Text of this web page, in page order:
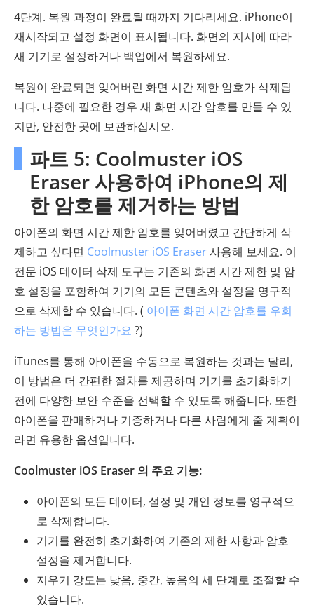
4단계. 복원 과정이 완료될 때까지 기다리세요. iPhone이
재시작되고 설정 화면이 표시됩니다. 화면의 지시에 따라
새 기기로 설정하거나 백업에서 복원하세요.
복원이 완료되면 잊어버린 화면 시간 제한 암호가 삭제됩
니다. 나중에 필요한 경우 새 화면 시간 암호를 만들 수 있
지만, 안전한 곳에 보관하십시오.
파트 5: Coolmuster iOS
Eraser 사용하여 iPhone의 제
한 암호를 제거하는 방법
아이폰의 화면 시간 제한 암호를 잊어버렸고 간단하게 삭
제하고 싶다면 Coolmuster iOS Eraser사용해 보세요. 이
전문 iOS 데이터 삭제 도구는 기존의 화면 시간 제한 및 암
호 설정을 포함하여 기기의 모든 콘텐츠와 설정을 영구적
으로 삭제할 수 있습니다. ( 아이폰 화면 시간 암호를 우회
하는 방법은 무엇인가요 ?)
iTunes를 통해 아이폰을 수동으로 복원하는 것과는 달리,
이 방법은 더 간편한 절차를 제공하며 기기를 초기화하기
전에 다양한 보안 수준을 선택할 수 있도록 해줍니다. 또한
아이폰을 판매하거나 기증하거나 다른 사람에게 줄 계획이
라면 유용한 옵션입니다.
Coolmuster iOS Eraser 의 주요 기능:
아이폰의 모든 데이터, 설정 및 개인 정보를 영구적으
로 삭제합니다.
기기를 완전히 초기화하여 기존의 제한 사항과 암호
설정을 제거합니다.
지우기 강도는 낮음, 중간, 높음의 세 단계로 조절할 수
있습니다.